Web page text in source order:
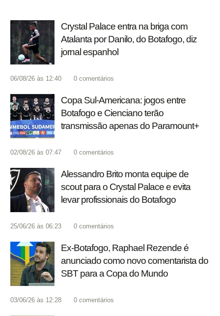
Crystal Palace entra na briga com
Atalanta por Danilo, do Botafogo, diz
jornal espanhol
06/08/26 às 12:40 0 comentários
Copa Sul-Americana: jogos entre
Botafogo e Cienciano terão
transmissão apenas do Paramount+
02/08/26 às 07:47 0 comentários
Alessandro Brito monta equipe de
scout para o Crystal Palace e evita
levar profissionais do Botafogo
25/06/26 às 06:23 0 comentários
Ex-Botafogo, Raphael Rezende é
anunciado como novo comentarista do
SBT para a Copa do Mundo
03/06/26 às 12:28 0 comentários